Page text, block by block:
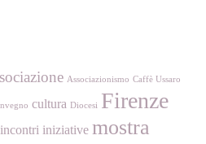
Associazionismo Caffè Ussaro
cultura Diocesi Firenze
incontri iniziative mostra